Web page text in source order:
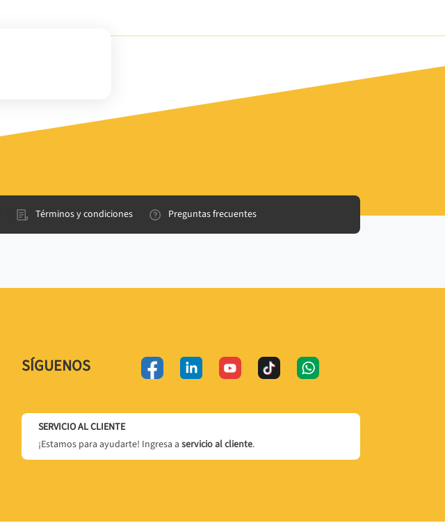
Términos y condiciones Preguntas frecuentes
SÍGUENOS
SERVICIO AL CLIENTE
¡Estamos para ayudarte! Ingresa a servicio al cliente.